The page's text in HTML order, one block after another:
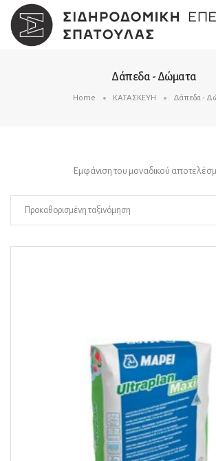
Δάπεδα - Δώματα
Home ΚΑΤΑΣΚΕΥΗ Δάπεδα -
Εμφάνιση του μοναδικού